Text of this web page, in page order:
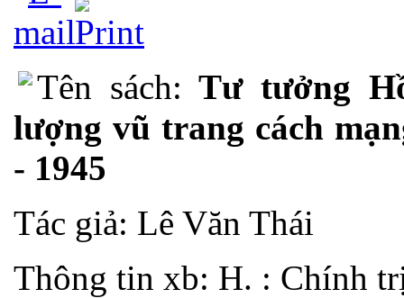
Tên sách: Tư tưởng
lượng vũ trang cách
- 1945
Tác giả: Lê Văn Thái
Thông tin xb: H. : Chính